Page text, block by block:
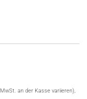
an der Kasse variieren),